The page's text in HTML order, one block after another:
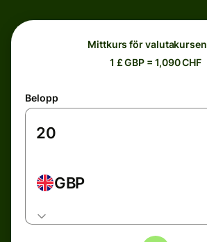
Mittkurs för valutakursen
1 £ GBP = 1,090 CHF
Belopp
GBP